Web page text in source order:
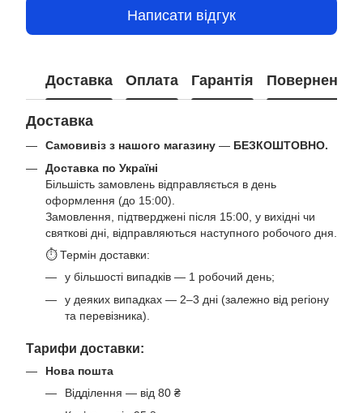
Написати відгук
Доставка Оплата Гарантія Повернення
Доставка
Самовивіз з нашого магазину — БЕЗКОШТОВНО.
Доставка по Україні
Більшість замовлень відправляється в день
оформлення (до 15:00).
Замовлення, підтверджені після 15:00, у вихідні чи
святкові дні, відправляються наступного робочого дня.
⏱ Термін доставки:
у більшості випадків — 1 робочий день;
у деяких випадках — 2–3 дні (залежно від регіону
та перевізника).
Тарифи доставки:
Нова пошта
Відділення — від 80 ₴